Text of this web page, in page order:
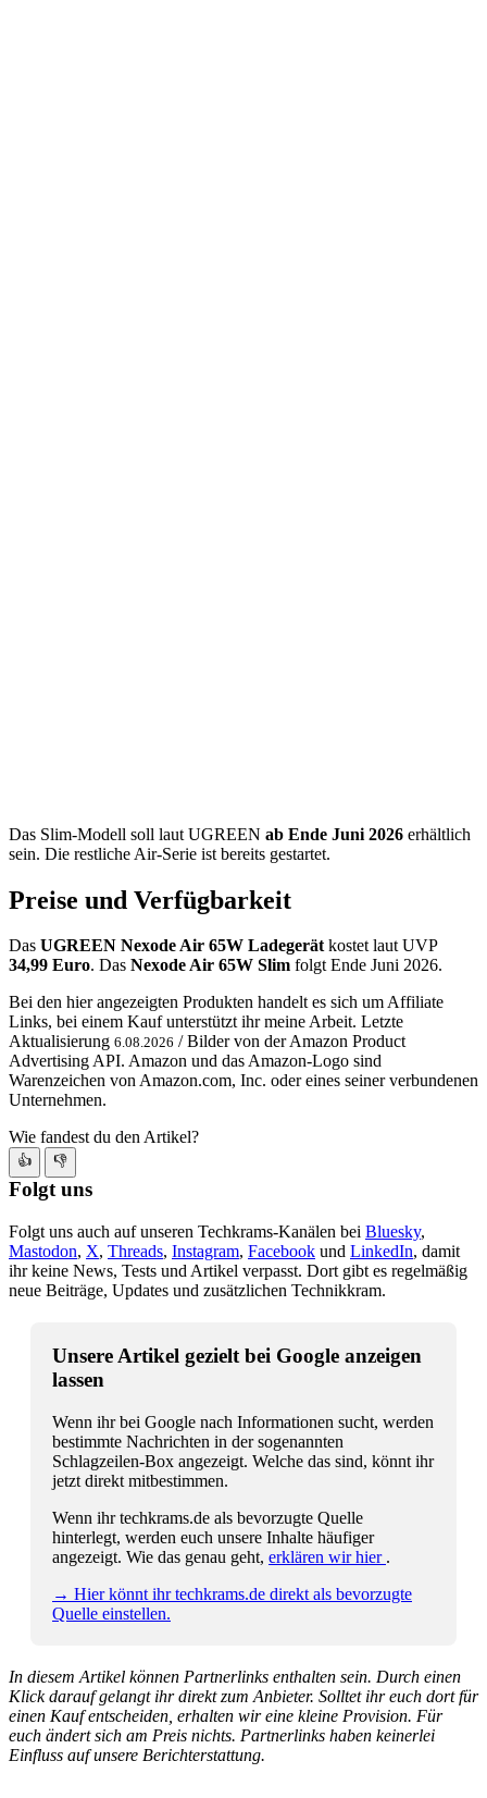
Das Slim-Modell soll laut UGREEN ab Ende Juni 2026 erhältlich
sein. Die restliche Air-Serie ist bereits gestartet.
Preise und Verfügbarkeit
Das UGREEN Nexode Air 65W Ladegerätkostet laut UVP
34,99 Euro. Das Nexode Air 65W Slim folgt Ende Juni 2026.
Bei den hier angezeigten Produkten handelt es sich um Affiliate
Links, bei einem Kauf unterstützt ihr meine Arbeit. Letzte
Aktualisierung 6.08.2026 / Bilder von der Amazon Product
Advertising API. Amazon und das Amazon-Logo sind
Warenzeichen von Amazon.com, Inc. oder eines seiner verbundenen
Unternehmen.
Wie fandest du den Artikel?
👍 👎
Folgt uns
Folgt uns auch auf unseren Techkrams-Kanälen bei Bluesky,
Mastodon, X, Threads, Instagram, Facebook und LinkedIn, damit
ihr keine News, Tests und Artikel verpasst. Dort gibt es regelmäßig
neue Beiträge, Updates und zusätzlichen Technikkram.
Unsere Artikel gezielt bei Google anzeigen
lassen
Wenn ihr bei Google nach Informationen sucht, werden
bestimmte Nachrichten in der sogenannten
Schlagzeilen-Box angezeigt. Welche das sind, könnt ihr
jetzt direkt mitbestimmen.
Wenn ihr techkrams.de als bevorzugte Quelle
hinterlegt, werden euch unsere Inhalte häufiger
angezeigt. Wie das genau geht, erklären wir hier .
→ Hier könnt ihr techkrams.de direkt als bevorzugte
Quelle einstellen.
In diesem Artikel können Partnerlinks enthalten sein. Durch einen
Klick darauf gelangt ihr direkt zum Anbieter. Solltet ihr euch dort für
einen Kauf entscheiden, erhalten wir eine kleine Provision. Für
euch ändert sich am Preis nichts. Partnerlinks haben keinerlei
Einfluss auf unsere Berichterstattung.